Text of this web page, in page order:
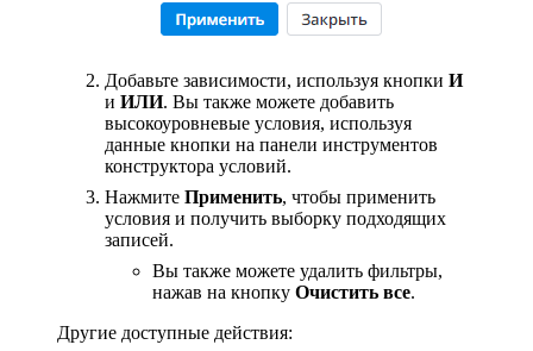
Добавьте зависимости, используя кнопки И
и ИЛИ. Вы также можете добавить
высокоуровневые условия, используя
данные кнопки на панели инструментов
конструктора условий.
Нажмите Применить, чтобы применить
условия и получить выборку подходящих
записей.
Вы также можете удалить фильтры,
нажав на кнопку Очистить все.
Другие доступные действия: